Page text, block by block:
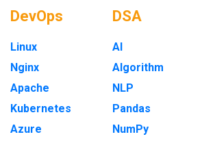
DevOps
Linux
Nginx
Apache
Kubernetes
Azure
DSA
AI
Algorithm
NLP
Pandas
NumPy